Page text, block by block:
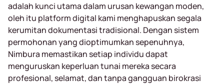
adalah kunci utama dalam urusan kewangan moden,
oleh itu platform digital kami menghapuskan segala
kerumitan dokumentasi tradisional. Dengan sistem
permohonan yang dioptimumkan sepenuhnya,
Nimbura memastikan setiap individu dapat
menguruskan keperluan tunai mereka secara
profesional, selamat, dan tanpa gangguan birokrasi